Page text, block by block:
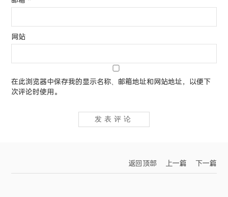
网站
在此浏览器中保存我的显示名称、邮箱地址和网站地址，以便下
次评论时使用。
返回顶部 上一篇 下一篇